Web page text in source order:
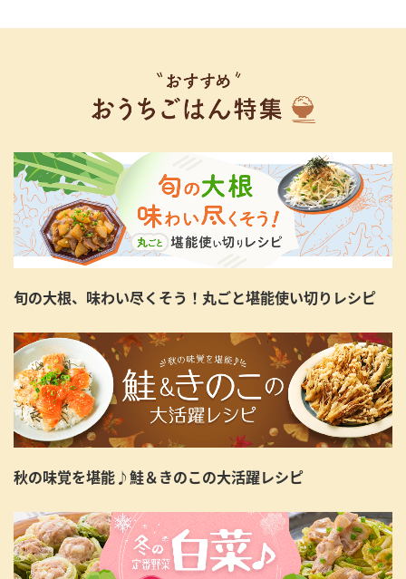
旬の大根、味わい尽くそう！丸ごと堪能使い切りレシピ
秋の味覚を堪能♪鮭＆きのこの大活躍レシピ